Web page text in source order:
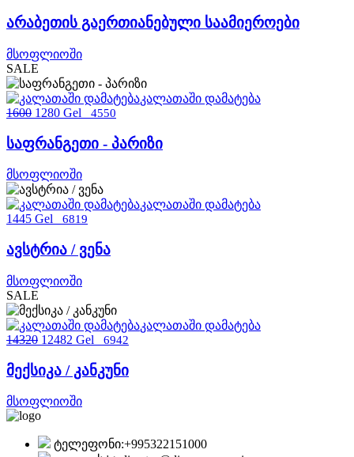
არაბეთის გაერთიანებული საამიეროები
მსოფლიოში
SALE
კალათაში დამატება
1600 1280 Gel 4550
საფრანგეთი - პარიზი
მსოფლიოში
კალათაში დამატება
1445 Gel
6819
ავსტრია / ვენა
მსოფლიოში
SALE
კალათაში დამატება
14320 12482 Gel 6942
მექსიკა / კანკუნი
მსოფლიოში
ტელეფონი:+995322151000